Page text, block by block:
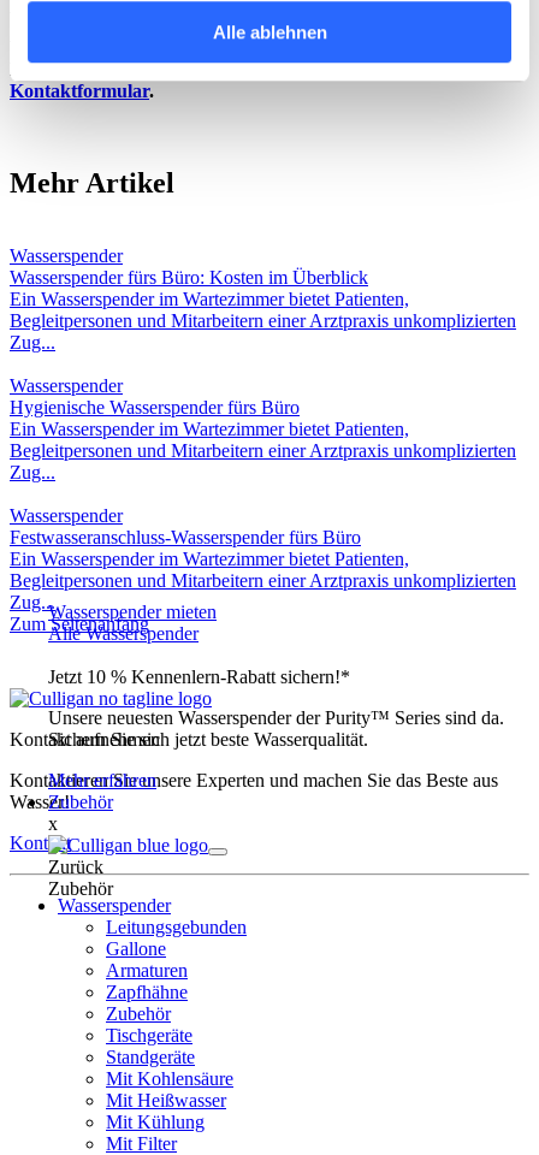
Alle ablehnen
Wasserspender mieten
Alle Wasserspender
Jetzt 10 % Kennenlern-Rabatt sichern!*
Unsere neuesten Wasserspender der Purity™ Series sind da.
Sichern Sie sich jetzt beste Wasserqualität.
Mehr erfahren
Zubehör
x
Zurück
Zubehör
Aufwand stets mit frischem Wasser versorgt.
Kontaktieren Sie uns hierzu einfach über unser
Kontaktformular.
Mehr Artikel
Wasserspender
Wasserspender fürs Büro: Kosten im Überblick
Ein Wasserspender im Wartezimmer bietet Patienten,
Begleitpersonen und Mitarbeitern einer Arztpraxis unkomplizierten
Zug...
Wasserspender
Hygienische Wasserspender fürs Büro
Ein Wasserspender im Wartezimmer bietet Patienten,
Begleitpersonen und Mitarbeitern einer Arztpraxis unkomplizierten
Zug...
Wasserspender
Festwasseranschluss-Wasserspender fürs Büro
Ein Wasserspender im Wartezimmer bietet Patienten,
Begleitpersonen und Mitarbeitern einer Arztpraxis unkomplizierten
Zug...
Zum Seitenanfang
Kontakt aufnehmen
Kontaktieren Sie unsere Experten und machen Sie das Beste aus
Wasser!
Kontakt
Wasserspender
Leitungsgebunden
Gallone
Armaturen
Zapfhähne
Zubehör
Tischgeräte
Standgeräte
Mit Kohlensäure
Mit Heißwasser
Mit Kühlung
Mit Filter